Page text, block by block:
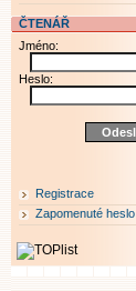
ČTENÁŘ
Jméno:
Heslo:
Registrace
Zapomenuté heslo